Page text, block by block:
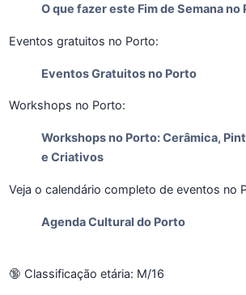
O que fazer este Fim de Semana no
Eventos gratuitos no Porto:
Eventos Gratuitos no Porto
Workshops no Porto:
Workshops no Porto: Cerâmica,
e Criativos
Veja o calendário completo de eventos no
Agenda Cultural do Porto
🔞 Classificação etária: M/16